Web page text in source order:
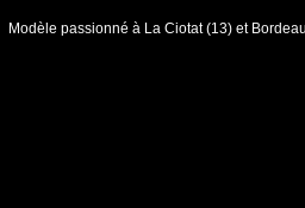
Modèle passionné à La Ciotat (13) et